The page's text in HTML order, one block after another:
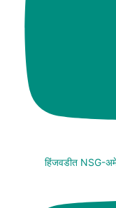
हिंजवडीत NSG-